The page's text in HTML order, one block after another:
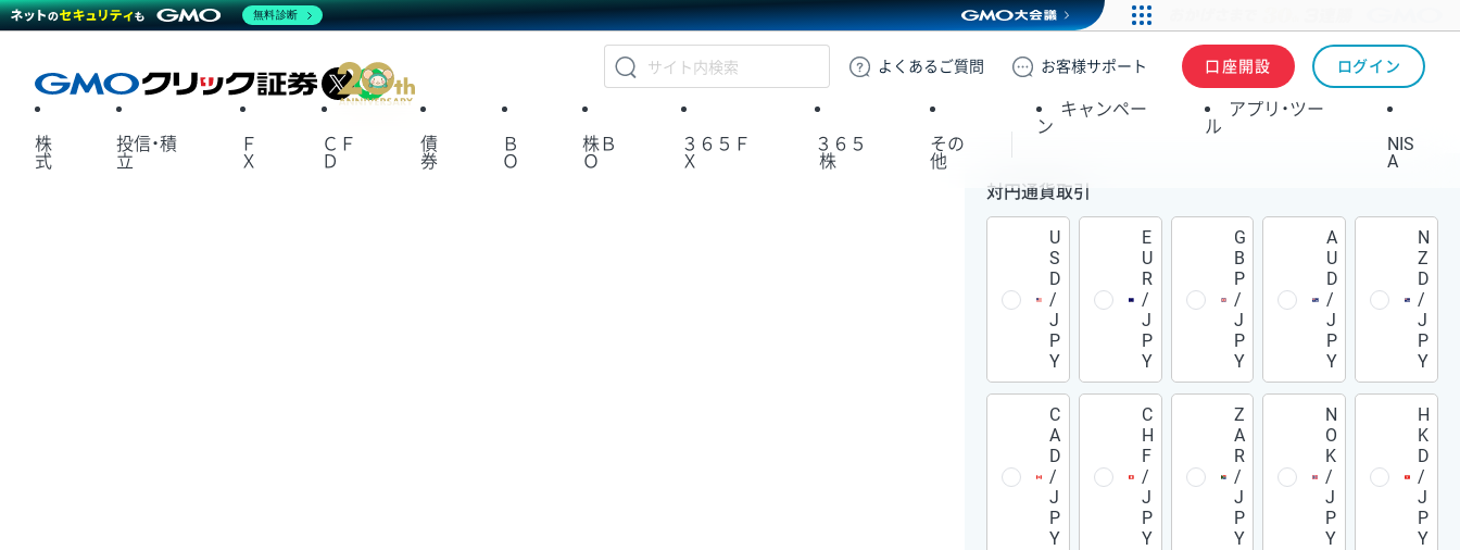
GMOクリック証券
よくある ご質問 お客様サポート 口座開設 ログイン
X
株
式
投信・積
立
Ｆ
Ｘ
ＣＦ
Ｄ
債
券
Ｂ
Ｏ
株Ｂ
Ｏ
３６５Ｆ
Ｘ
３６５
株
その
他
キャンペー
ン
アプリ・ツー
ル
NIS
A
対円通貨取引
U
S
D
/
J
P
Y
E
U
R
/
J
P
Y
G
B
P
/
J
P
Y
A
U
D
/
J
P
Y
N
Z
D
/
J
P
Y
C
A
D
/
J
P
Y
C
H
F
/
J
P
Y
Z
A
R
/
J
P
Y
N
O
K
/
J
P
Y
H
K
D
/
J
P
Y
無料診断